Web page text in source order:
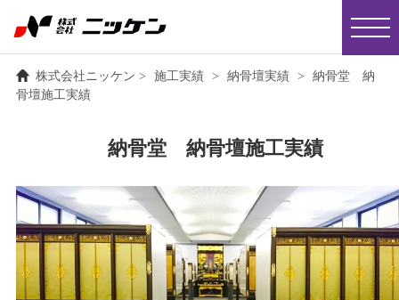
株式会社ニッケン > 施工実績 > 納骨壇実績 >
納骨堂 納
骨壇施工実績
納骨堂 納骨壇施工実績